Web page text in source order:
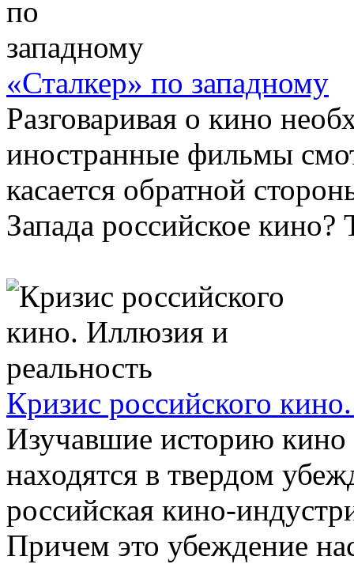
«Сталкер» по западному
Разговаривая о кино
иностранные фильмы
касается обратной
Запада российское кино?
Кризис российского
Изучавшие историю кино
находятся в твердом
российская кино-
Причем это убеждение